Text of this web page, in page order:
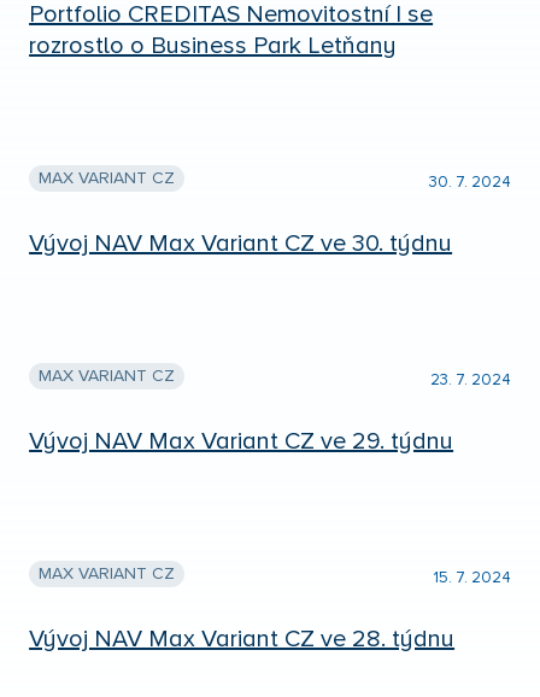
Portfolio CREDITAS Nemovitostní I se
rozrostlo o Business Park Letňany
MAX VARIANT CZ 30. 7. 2024
Vývoj NAV Max Variant CZ ve 30. týdnu
MAX VARIANT CZ 23. 7. 2024
Vývoj NAV Max Variant CZ ve 29. týdnu
MAX VARIANT CZ 15. 7. 2024
Vývoj NAV Max Variant CZ ve 28. týdnu